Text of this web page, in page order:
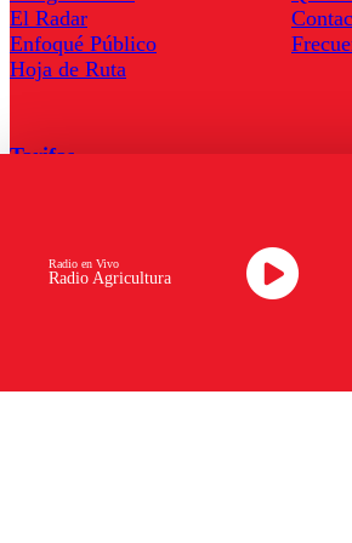
Radio Agricultura
Radio en Vivo
El Radar
Enfoqué Público
Hoja de Ruta
Tarifas
Descarga la